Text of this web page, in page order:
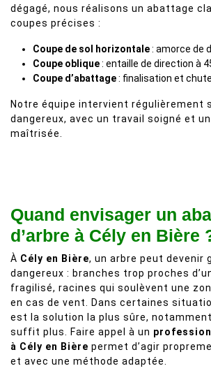
dégagé, nous réalisons un abattage
coupes précises :
Coupe de sol horizontale: amorce de
Coupe oblique: entaille de direction à
Coupe d’abattage: finalisation et
Notre équipe intervient régulièrement
dangereux, avec un travail soigné et
maîtrisée.
Quand envisager un
d’arbre à Cély en Bière
À Cély en Bière, un arbre peut devenir
dangereux : branches trop proches
fragilisé, racines qui soulèvent une
en cas de vent. Dans certaines
est la solution la plus sûre,
suffit plus. Faire appel à un
à Cély en Bière permet d’agir
et avec une méthode adaptée.